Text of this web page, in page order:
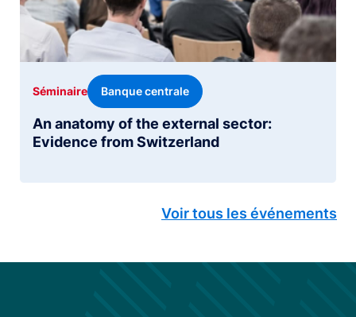
An anatomy of the external sector:
Evidence from Switzerland
Séminaire Banque centrale
Voir tous les événements